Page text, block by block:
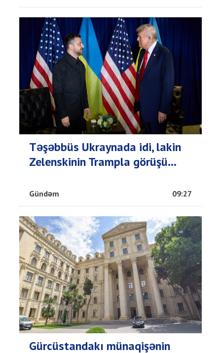
Təşəbbüs Ukraynada idi, lakin
Zelenskinin Trampla görüşü...
Gündəm 09:27
Gürcüstandakı münaqişənin